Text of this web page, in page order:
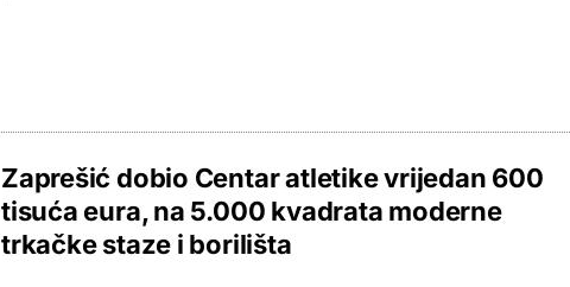
Zaprešić dobio Centar atletike vrijedan 600
tisuća eura, na 5.000 kvadrata moderne
trkačke staze i borilišta